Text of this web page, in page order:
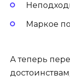
Маркое
А теперь